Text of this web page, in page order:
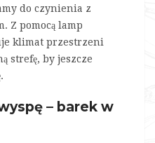
do czynienia z
Z pomocą lamp
klimat przestrzeni
strefę, by jeszcze
– barek w